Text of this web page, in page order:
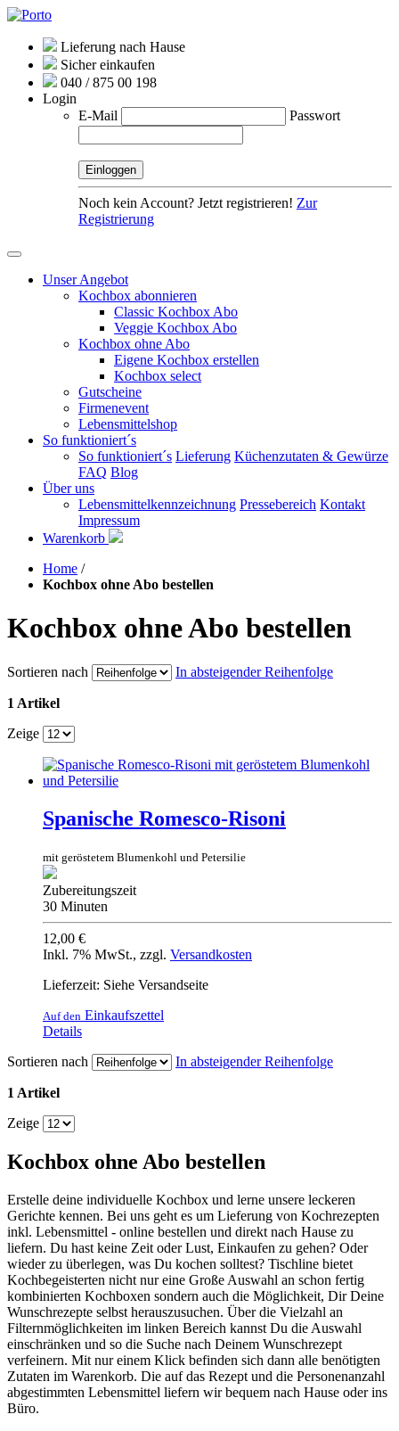
Lieferung nach Hause
Sicher einkaufen
040 / 875 00 198
Login
E-Mail
Passwort
Noch kein Account? Jetzt registrieren! Zur
Registrierung
Unser Angebot
Kochbox abonnieren
Classic Kochbox Abo
Veggie Kochbox Abo
Kochbox ohne Abo
Eigene Kochbox erstellen
Kochbox select
Gutscheine
Firmenevent
Lebensmittelshop
So funktioniert´s
So funktioniert´s Lieferung Küchenzutaten & Gewürze
FAQ Blog
Über uns
Lebensmittelkennzeichnung Pressebereich Kontakt
Impressum
Warenkorb
Home /
Kochbox ohne Abo bestellen
Kochbox ohne Abo bestellen
Sortieren nach In absteigender Reihenfolge
1 Artikel
Zeige
Spanische Romesco-Risoni
mit geröstetem Blumenkohl und Petersilie
Zubereitungszeit
30 Minuten
12,00 €
Inkl. 7% MwSt., zzgl. Versandkosten
Lieferzeit: Siehe Versandseite
Auf den Einkaufszettel
Details
Sortieren nach
In absteigender Reihenfolge
1 Artikel
Zeige
Kochbox ohne Abo bestellen
Erstelle deine individuelle Kochbox und lerne unsere leckeren
Gerichte kennen. Bei uns geht es um Lieferung von Kochrezepten
inkl. Lebensmittel - online bestellen und direkt nach Hause zu
liefern. Du hast keine Zeit oder Lust, Einkaufen zu gehen? Oder
wieder zu überlegen, was Du kochen solltest? Tischline bietet
Kochbegeisterten nicht nur eine Große Auswahl an schon fertig
kombinierten Kochboxen sondern auch die Möglichkeit, Dir Deine
Wunschrezepte selbst herauszusuchen. Über die Vielzahl an
Filternmöglichkeiten im linken Bereich kannst Du die Auswahl
einschränken und so die Suche nach Deinem Wunschrezept
verfeinern. Mit nur einem Klick befinden sich dann alle benötigten
Zutaten im Warenkorb. Die auf das Rezept und die Personenanzahl
abgestimmten Lebensmittel liefern wir bequem nach Hause oder ins
Büro.